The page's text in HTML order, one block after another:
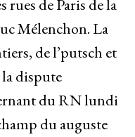
rues de Paris de la
Mélenchon. La
de l’putsch et
dispute
du RN lundi
du auguste